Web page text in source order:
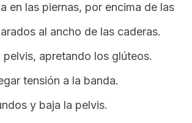
en las piernas, por encima de las
al ancho de las caderas.
pelvis, apretando los glúteos.
tensión a la banda.
y baja la pelvis.